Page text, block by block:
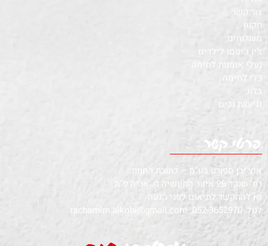
צור קשר
תקנון
משלוחים
ג'יו ג'יטסו לילדים
נעלי אומנות לחימה
כלי לחימה
בלוג
נגישות נכים
איצ'יבן ספורט בע"מ – כתובת החנות:
רח' שנקר 26 איזור התעשיה ק. אריה פ"ת
נא להתקשר לתיאום לפני הגעה
לטל. 052-3652970
rachamim.alkobi@gmail.com